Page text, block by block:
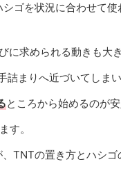
ゴを状況に合わせて
求められる動きも大き
まりへ近づいてしまい
ところから始めるのが安
す。
TNTの置き方とハシ